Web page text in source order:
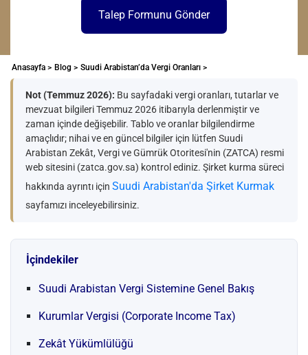
Talep Formunu Gönder
Anasayfa > Blog > Suudi Arabistan’da Vergi Oranları >
Not (Temmuz 2026): Bu sayfadaki vergi oranları, tutarlar ve
mevzuat bilgileri Temmuz 2026 itibarıyla derlenmiştir ve
zaman içinde değişebilir. Tablo ve oranlar bilgilendirme
amaçlıdır; nihai ve en güncel bilgiler için lütfen Suudi
Arabistan Zekât, Vergi ve Gümrük Otoritesi'nin (ZATCA) resmi
web sitesini (zatca.gov.sa) kontrol ediniz. Şirket kurma süreci
hakkında ayrıntı için Suudi Arabistan'da Şirket Kurmak
sayfamızı inceleyebilirsiniz.
İçindekiler
Suudi Arabistan Vergi Sistemine Genel Bakış
Kurumlar Vergisi (Corporate Income Tax)
Zekât Yükümlülüğü